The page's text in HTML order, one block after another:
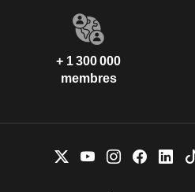
+ 1 300 000
membres